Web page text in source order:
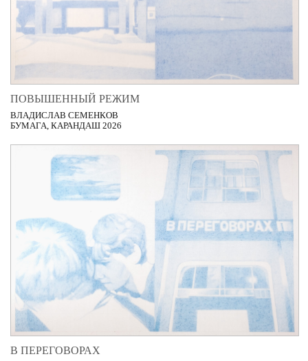
ПОВЫШЕННЫЙ РЕЖИМ
ВЛАДИСЛАВ СЕМЕНКОВ
БУМАГА, КАРАНДАШ 2026
В ПЕРЕГОВОРАХ